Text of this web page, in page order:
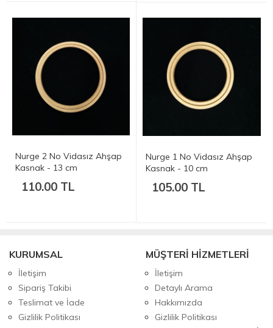
Nurge 2 No Vidasız Ahşap
Kasnak - 13 cm
110.00 TL
Nurge 1 No Vidasız Ahşap
Kasnak - 10 cm
105.00 TL
KURUMSAL
İletişim
Sipariş Takibi
Teslimat ve İade
Gizlilik Politikası
MÜŞTERİ HİZMETLERİ
İletişim
Detaylı Arama
Hakkımızda
Gizlilik Politikası